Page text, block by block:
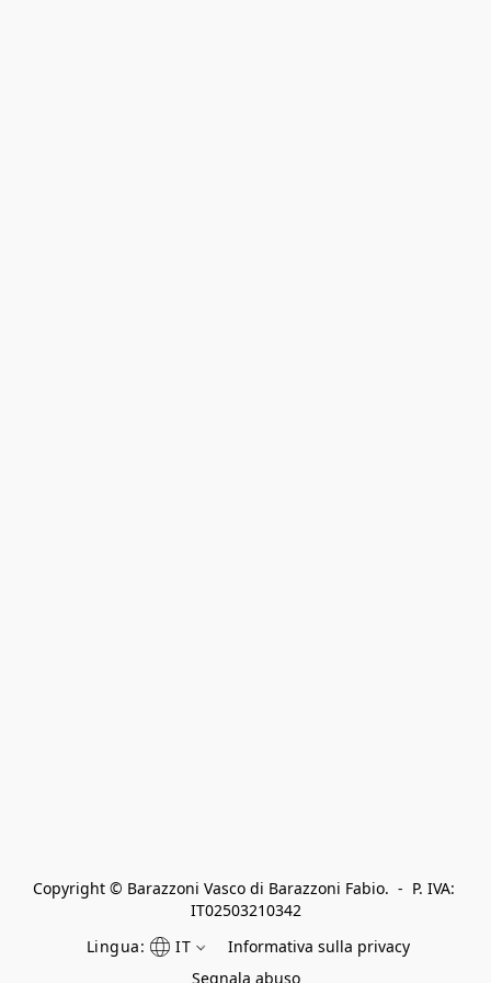
Copyright © Barazzoni Vasco di Barazzoni Fabio.  -  P. IVA:
IT02503210342
Lingua:
IT
Informativa sulla privacy
Segnala abuso